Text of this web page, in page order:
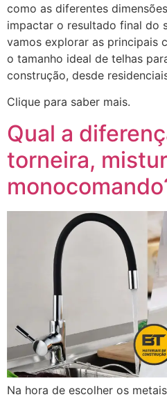
como as diferentes
impactar o resultado final do
vamos explorar as principais
o tamanho ideal de telhas
construção, desde
Clique para saber mais.
Qual a
torneira,
Na hora de escolher os